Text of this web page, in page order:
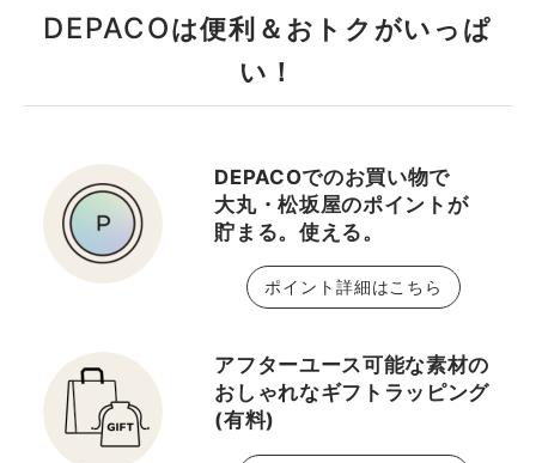
DEPACOは便利＆おトクがいっぱ
い！
DEPACOでのお買い物で
大丸・松坂屋のポイントが
貯まる。使える。
ポイント詳細はこちら
アフターユース可能な素材の
おしゃれなギフトラッピング
(有料)